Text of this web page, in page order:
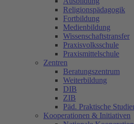
Religionspädagogik
Fortbildung
Medienbildung
Wissenschaftstransfer
Praxisvolksschule
Praxismittelschule
Zentren
Beratungszentrum
Weiterbildung
DIB
ZIB
Päd. Praktische
Kooperationen & Initiativen